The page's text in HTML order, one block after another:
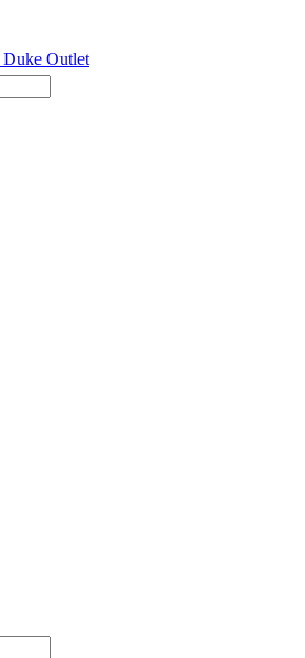
Duke Outlet